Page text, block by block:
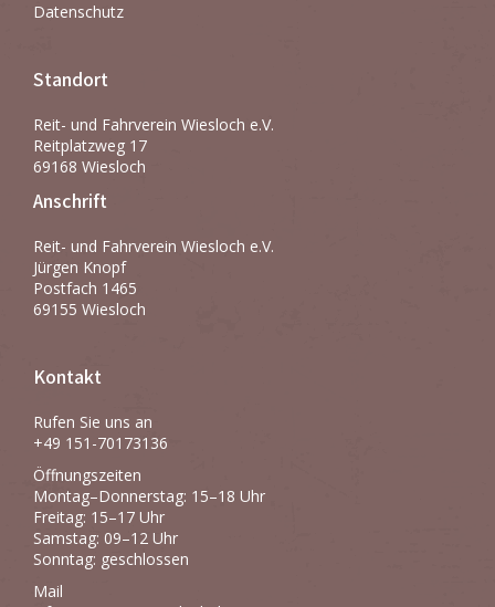
Datenschutz
Standort
Reit- und Fahrverein Wiesloch e.V.
Reitplatzweg 17
69168 Wiesloch
Anschrift
Reit- und Fahrverein Wiesloch e.V.
Jürgen Knopf
Postfach 1465
69155 Wiesloch
Kontakt
Rufen Sie uns an
+49 151-70173136
Öffnungszeiten
Montag–Donnerstag: 15–18 Uhr
Freitag: 15–17 Uhr
Samstag: 09–12 Uhr
Sonntag: geschlossen
Mail